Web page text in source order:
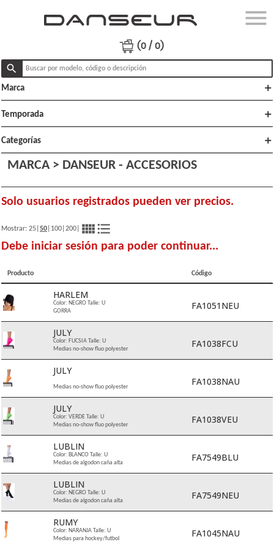
menu
Productos
Ofertas
Lo
nuevo
Polï¿½ticas
de venta
(0 / 0)
search
Marca add
Temporada add
Categorías add
MARCA > DANSEUR - ACCESORIOS
Solo usuarios registrados pueden ver precios.
Mostrar: 25 50 100 200 view_comfyformat_list_bulleted
Debe iniciar sesión para poder continuar...
Producto Código
HARLEM
Color: NEGRO Talle: U
GORRA
FA1051NEU
JULY
Color: FUCSIA Talle: U
Medias no-show fluo polyester
FA1038FCU
JULY
Medias no-show fluo polyester FA1038NAU
JULY
Color: VERDE Talle: U
Medias no-show fluo polyester
FA1038VEU
LUBLIN
Color: BLANCO Talle: U
Medias de algodon caña alta
FA7549BLU
LUBLIN
Color: NEGRO Talle: U
Medias de algodon caña alta
FA7549NEU
RUMY
Color: NARANJA Talle: U
Medias para hockey/futbol
FA1045NAU